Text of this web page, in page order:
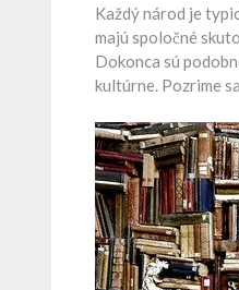
Každý národ je
majú spoločné
Dokonca sú
kultúrne. Pozrime